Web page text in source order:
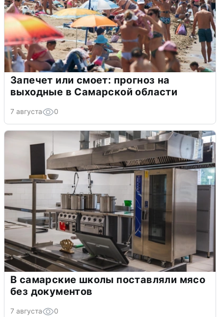
Запечет или смоет: прогноз на
выходные в Самарской области
7 августа 0
В самарские школы поставляли мясо
без документов
7 августа 0